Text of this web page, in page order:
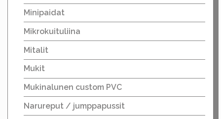
Minipaidat
Mikrokuituliina
Mitalit
Mukit
Mukinalunen custom PVC
Narureput / jumppapussit